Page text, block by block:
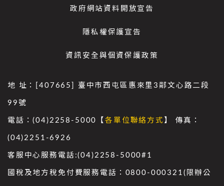
政府網站資料開放宣告
隱私權保護宣告
資訊安全與個資保護政策
地 址：[407665] 臺中市西屯區惠來里3鄰文心路二段
99號
電話：(04)2258-5000【各單位聯絡方式 】 傳真：
(04)2251-6926
客服中心服務電話:(04)2258-5000#1
國稅及地方稅免付費服務電話：0800-000321(限辦公